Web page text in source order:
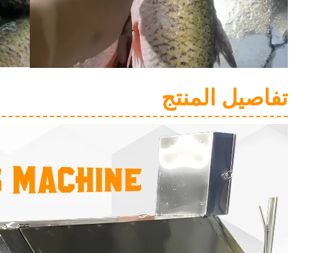
تفاصيل المنتج